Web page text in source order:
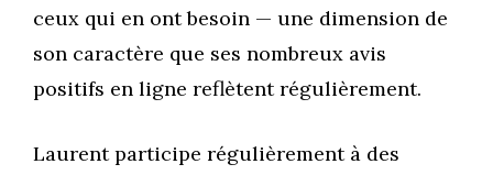
ceux qui en ont besoin — une dimension de
son caractère que ses nombreux avis
positifs en ligne reflètent régulièrement.
Laurent participe régulièrement à des